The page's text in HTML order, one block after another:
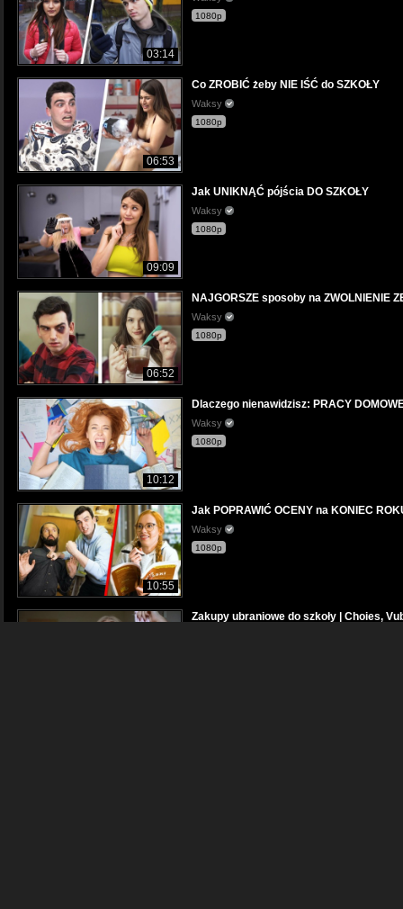
03:14
1080p
06:53
Co ZROBIĆ żeby NIE IŚĆ do SZKOŁY
Waksy
1080p
09:09
Jak UNIKNĄĆ pójścia DO SZKOŁY
Waksy
1080p
06:52
NAJGORSZE sposoby na ZWOLNIENIE
Waksy
1080p
10:12
Dlaczego nienawidzisz: PRACY
Waksy
1080p
10:55
Jak POPRAWIĆ OCENY na KONIEC
Waksy
1080p
Zakupy ubraniowe do szkoły | Choies,